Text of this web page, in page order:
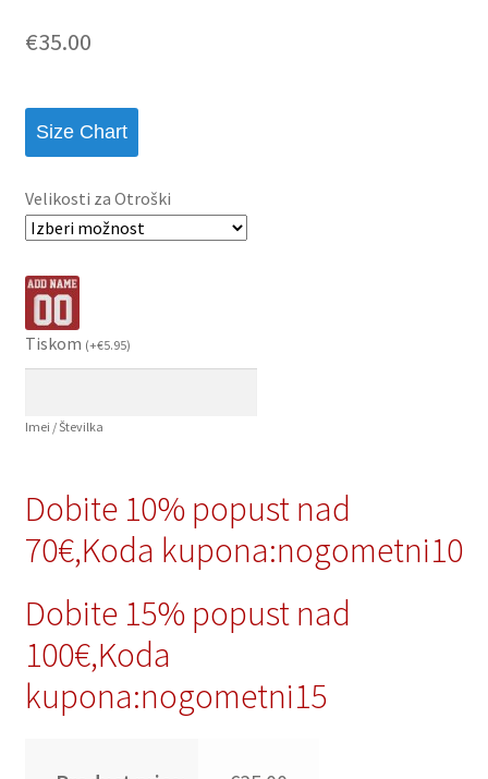
€35.00
Size Chart
Velikosti za Otroški
Tiskom (+€5.95)
Imei / Številka
Dobite 10% popust nad
70€,Koda kupona:nogometni10
Dobite 15% popust nad
100€,Koda
kupona:nogometni15